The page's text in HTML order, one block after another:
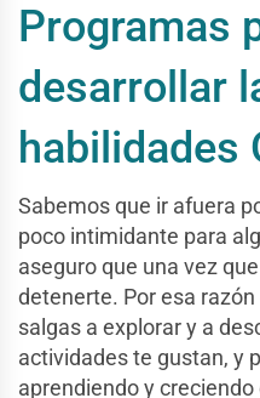
Programas
desarrollar
habilidades
Sabemos que ir afuera
poco intimidante para
aseguro que una vez
detenerte. Por esa
salgas a explorar y a
actividades te gustan, y
aprendiendo y